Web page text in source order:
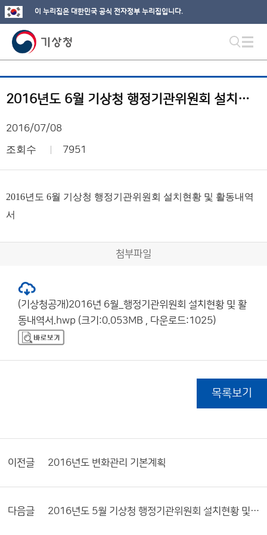
이 누리집은 대한민국 공식 전자정부 누리집입니다.
2016년도 6월 기상청 행정기관위원회 설치현황 및 활동내역서
2016/07/08
조회수 7951
2016년도 6월 기상청 행정기관위원회 설치현황 및 활동내역
서
첨부파일
(기상청공개)2016년 6월_행정기관위원회 설치현황 및 활
동내역서.hwp (크기:0.053MB , 다운로드:1025)
목록보기
이전글 2016년도 변화관리 기본계획
다음글 2016년도 5월 기상청 행정기관위원회 설치현황 및 활동내역서